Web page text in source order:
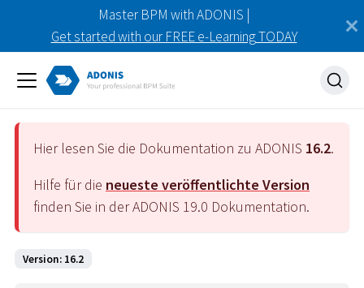
Master BPM with ADONIS |
Get started with our FREE e-Learning TODAY
Hier lesen Sie die Dokumentation zu ADONIS 16.2.
Hilfe für die neueste veröffentlichte Version
finden Sie in der ADONIS 19.0 Dokumentation.
Version: 16.2